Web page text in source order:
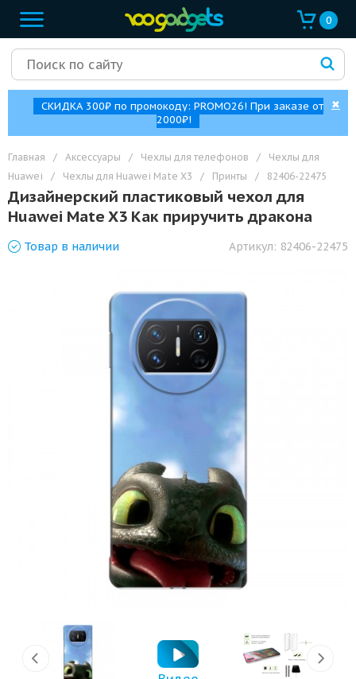
0
СКИДКА 300₽ по промокоду: PROMO26! При заказе от
2000₽!
✖
Главная / Аксессуары / Чехлы для телефонов /
Чехлы для
Huawei
/ Чехлы для Huawei Mate X3 / Принты / 82406-22475
Дизайнерский пластиковый чехол для
Huawei Mate X3 Как приручить дракона
Товар в наличии Артикул: 82406-22475